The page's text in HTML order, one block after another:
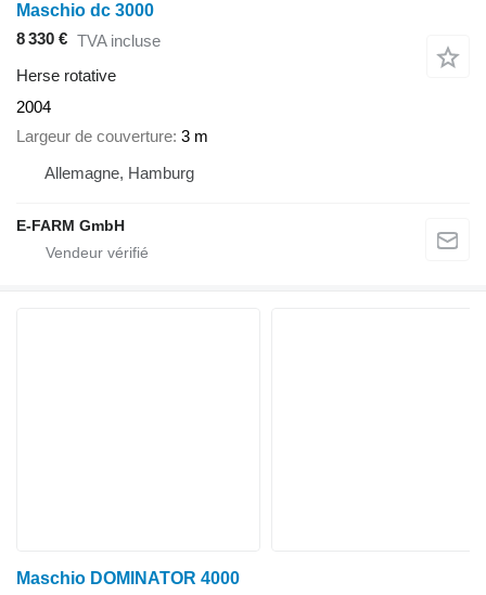
Maschio dc 3000
8 330 € TVA incluse
Herse rotative
2004
Largeur de couverture 3 m
Allemagne, Hamburg
E-FARM GmbH
Maschio DOMINATOR 4000